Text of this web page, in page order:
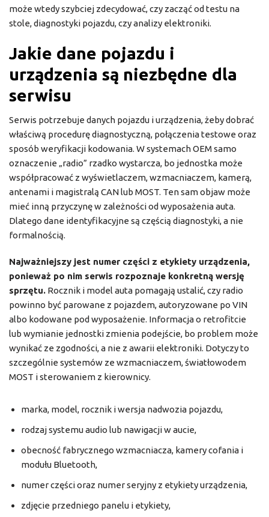
może wtedy szybciej zdecydować, czy zacząć od testu na
stole, diagnostyki pojazdu, czy analizy elektroniki.
Jakie dane pojazdu i
urządzenia są niezbędne dla
serwisu
Serwis potrzebuje danych pojazdu i urządzenia, żeby dobrać
właściwą procedurę diagnostyczną, połączenia testowe oraz
sposób weryfikacji kodowania. W systemach OEM samo
oznaczenie „radio” rzadko wystarcza, bo jednostka może
współpracować z wyświetlaczem, wzmacniaczem, kamerą,
antenami i magistralą CAN lub MOST. Ten sam objaw może
mieć inną przyczynę w zależności od wyposażenia auta.
Dlatego dane identyfikacyjne są częścią diagnostyki, a nie
formalnością.
Najważniejszy jest numer części z etykiety urządzenia,
ponieważ po nim serwis rozpoznaje konkretną wersję
sprzętu. Rocznik i model auta pomagają ustalić, czy radio
powinno być parowane z pojazdem, autoryzowane po VIN
albo kodowane pod wyposażenie. Informacja o retrofitcie
lub wymianie jednostki zmienia podejście, bo problem może
wynikać ze zgodności, a nie z awarii elektroniki. Dotyczy to
szczególnie systemów ze wzmacniaczem, światłowodem
MOST i sterowaniem z kierownicy.
marka, model, rocznik i wersja nadwozia pojazdu,
rodzaj systemu audio lub nawigacji w aucie,
obecność fabrycznego wzmacniacza, kamery cofania i
modułu Bluetooth,
numer części oraz numer seryjny z etykiety urządzenia,
zdjęcie przedniego panelu i etykiety,